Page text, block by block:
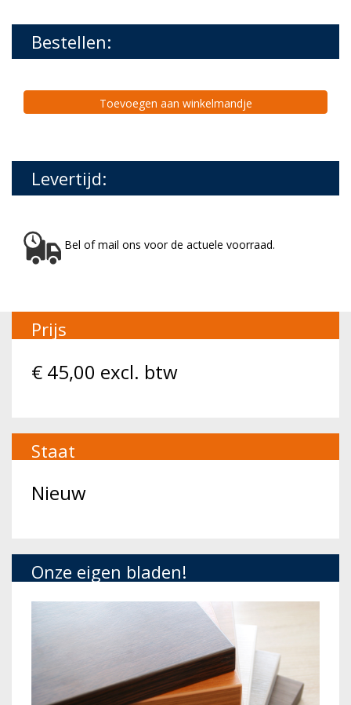
Bestellen:
Toevoegen aan winkelmandje
Levertijd:
Bel of mail ons voor de actuele voorraad.
Prijs
€ 45,00 excl. btw
Staat
Nieuw
Onze eigen bladen!